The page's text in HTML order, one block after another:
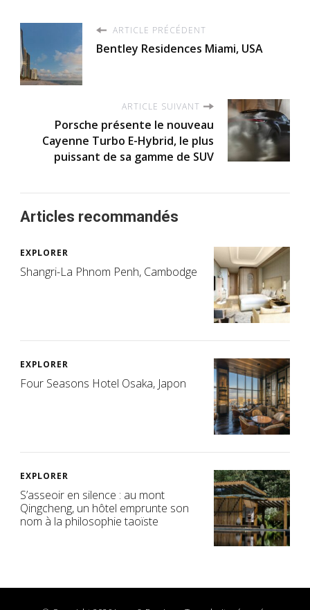
ARTICLE PRÉCÉDENT
Bentley Residences Miami, USA
ARTICLE SUIVANT
Porsche présente le nouveau
Cayenne Turbo E-Hybrid, le plus
puissant de sa gamme de SUV
Articles recommandés
EXPLORER
Shangri-La Phnom Penh, Cambodge
EXPLORER
Four Seasons Hotel Osaka, Japon
EXPLORER
S’asseoir en silence : au mont
Qingcheng, un hôtel emprunte son
nom à la philosophie taoïste